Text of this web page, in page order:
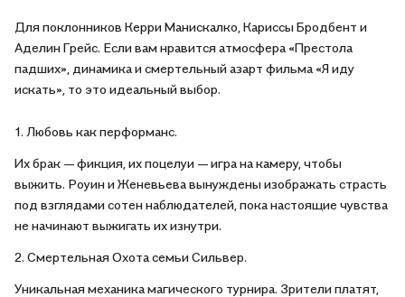
Для поклонников Керри Манискалко, Кариссы Бродбент и
Аделин Грейс. Если вам нравится атмосфера «Престола
падших», динамика и смертельный азарт фильма «Я иду
искать», то это идеальный выбор.
1. Любовь как перформанс.
Их брак — фикция, их поцелуи — игра на камеру, чтобы
выжить. Роуин и Женевьева вынуждены изображать страсть
под взглядами сотен наблюдателей, пока настоящие чувства
не начинают выжигать их изнутри.
2. Смертельная Охота семьи Сильвер.
Уникальная механика магического турнира. Зрители платят,